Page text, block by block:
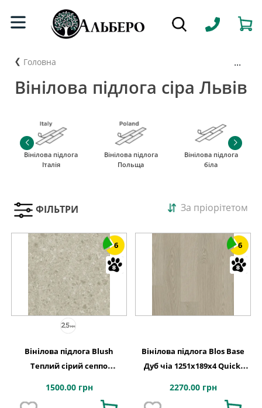
Головна ...
Вінілова підлога сіра Львів
Вінілова підлога
Італія
Вінілова підлога
Польща
Вінілова підлога
біла
ФІЛЬТРИ За пріорітетом
6
Вінілова підлога Blush
Теплий сірий сеппо
1500.00 грн
6
Вінілова підлога Blos Base
Дуб чіа 1251х189x4 Quick-
2270.00 грн